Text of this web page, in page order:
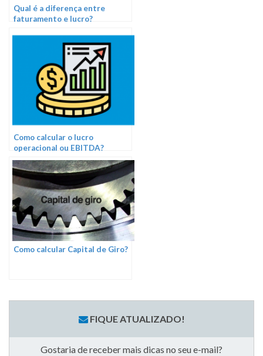
Qual é a diferença entre
faturamento e lucro?
Como calcular o lucro
operacional ou EBITDA?
Como calcular Capital de Giro?
FIQUE ATUALIZADO!
Gostaria de receber mais dicas no seu e-mail?